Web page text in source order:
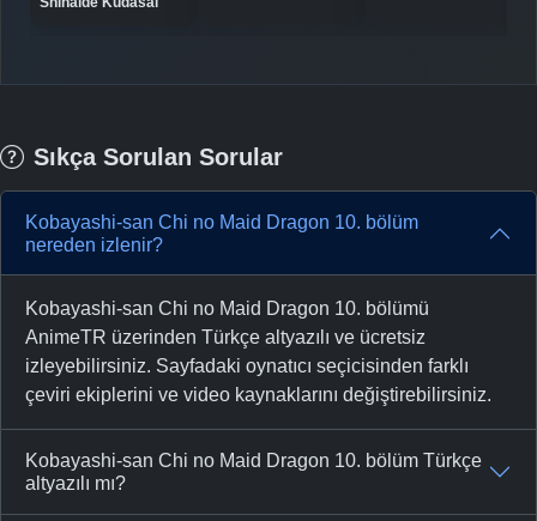
Sıkça Sorulan Sorular
Kobayashi-san Chi no Maid Dragon 10. bölüm
nereden izlenir?
Kobayashi-san Chi no Maid Dragon 10. bölümü
AnimeTR üzerinden Türkçe altyazılı ve ücretsiz
izleyebilirsiniz. Sayfadaki oynatıcı seçicisinden farklı
çeviri ekiplerini ve video kaynaklarını değiştirebilirsiniz.
Kobayashi-san Chi no Maid Dragon 10. bölüm Türkçe
altyazılı mı?